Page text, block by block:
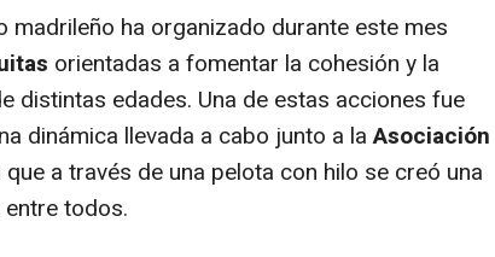
madrileño ha organizado durante este mes
orientadas a fomentar la cohesión y la
distintas edades. Una de estas acciones fue
dinámica llevada a cabo junto a laAsociación
que a través de una pelota con hilo se creó una
todos.